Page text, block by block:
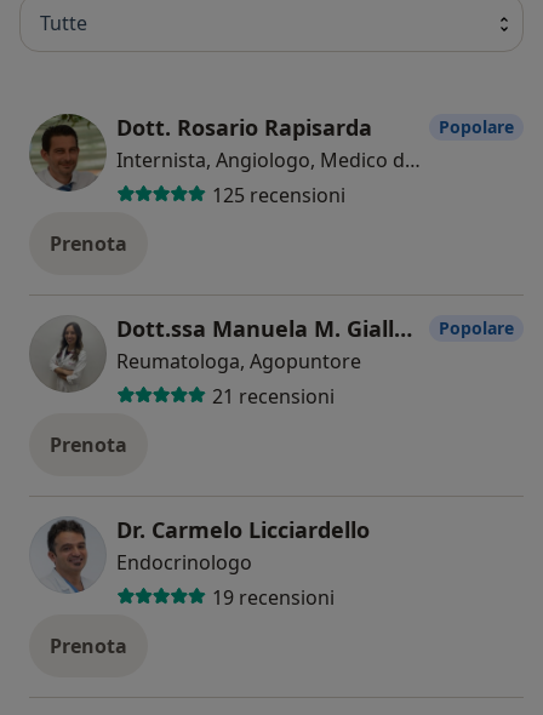
benessere. Prenotate oggi una visita presso il
nostro centro medico e affidatevi a noi per la
Tutte
Dott. Rosario Rapisarda
Internista, Angiologo, Medico dello sport
125 recensioni
Popolare
Prenota
Dott.ssa Manuela M. Giallanza
Reumatologa, Agopuntore
21 recensioni
Popolare
Prenota
Dr. Carmelo Licciardello
Endocrinologo
19 recensioni
Prenota